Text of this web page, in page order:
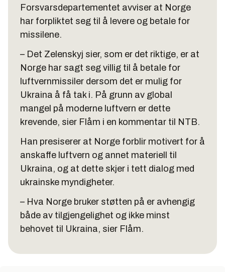
Forsvarsdepartementet avviser at Norge
har forpliktet seg til å levere og betale for
missilene.
– Det Zelenskyj sier, som er det riktige, er at
Norge har sagt seg villig til å betale for
luftvernmissiler dersom det er mulig for
Ukraina å få tak i. På grunn av global
mangel på moderne luftvern er dette
krevende, sier Flåm i en kommentar til NTB.
Han presiserer at Norge forblir motivert for å
anskaffe luftvern og annet materiell til
Ukraina, og at dette skjer i tett dialog med
ukrainske myndigheter.
– Hva Norge bruker støtten på er avhengig
både av tilgjengelighet og ikke minst
behovet til Ukraina, sier Flåm.